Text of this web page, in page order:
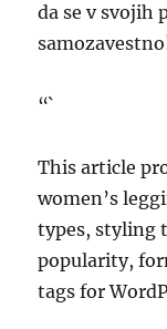
da se v svojih
“`
This article
women’s
types, styling
popularity,
tags for